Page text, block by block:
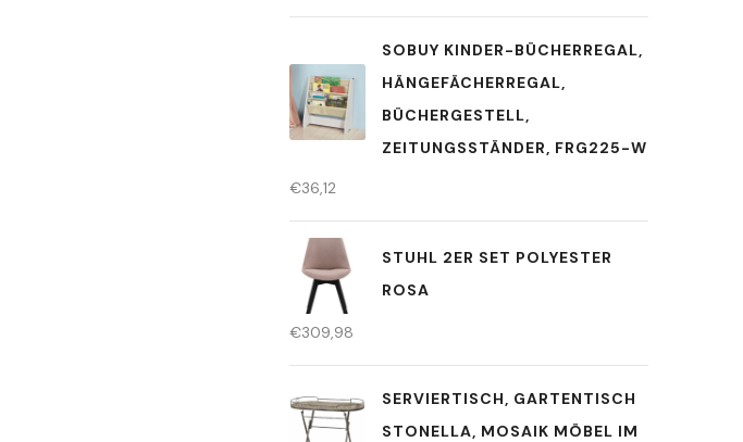
SOBUY KINDER-BÜCHERREGAL,
HÄNGEFÄCHERREGAL,
BÜCHERGESTELL,
ZEITUNGSSTÄNDER, FRG225-W
€36,12
STUHL 2ER SET POLYESTER
ROSA
€309,98
SERVIERTISCH, GARTENTISCH
STONELLA, MOSAIK MÖBEL IM